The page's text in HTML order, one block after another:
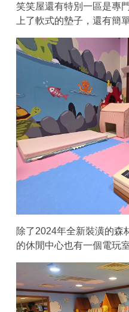
笑笑屋還有特別一區是專
上了軟式的墊子，還有簡
除了2024年全新裝潢的森
的休閒中心也有一個電玩